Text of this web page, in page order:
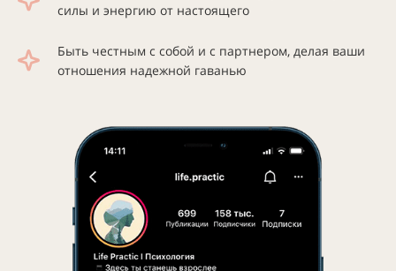
силы и энергию от настоящего
Быть честным с собой и с партнером, делая ваши
отношения надежной гаванью